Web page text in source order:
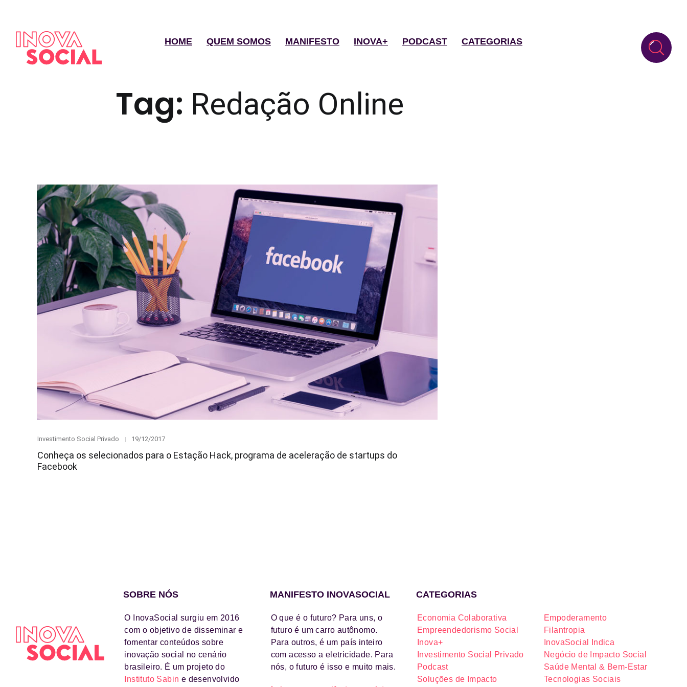
HOME QUEM SOMOS MANIFESTO INOVA+ PODCAST CATEGORIAS
Tag: Redação Online
Category
Investimento Social Privado
Posted
19/12/2017
Conheça os selecionados para o Estação Hack, programa de aceleração de startups do
Facebook
SOBRE NÓS
O InovaSocial surgiu em 2016
com o objetivo de disseminar e
fomentar conteúdos sobre
inovação social no cenário
brasileiro. É um projeto do
Instituto Sabin e desenvolvido
MANIFESTO INOVASOCIAL
O que é o futuro? Para uns, o
futuro é um carro autônomo.
Para outros, é um país inteiro
com acesso a eletricidade. Para
nós, o futuro é isso e muito mais.
CATEGORIAS
Economia Colaborativa
Empoderamento
Empreendedorismo Social
Filantropia
Inova+
InovaSocial Indica
Investimento Social Privado
Negócio de Impacto Social
Podcast
Saúde Mental & Bem-Estar
Soluções de Impacto
Tecnologias Sociais